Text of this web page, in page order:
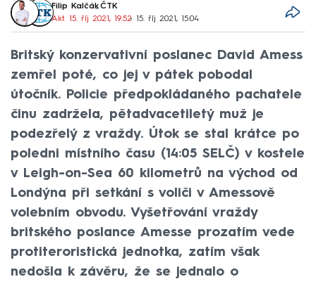
Filip Kalčák, ČTK
Akt. 15. říj 2021, 19:52• 15. říj 2021, 15:04
Britský konzervativní poslanec David Amess
zemřel poté, co jej v pátek pobodal
útočník. Policie předpokládaného pachatele
činu zadržela, pětadvacetiletý muž je
podezřelý z vraždy. Útok se stal krátce po
poledni místního času (14:05 SELČ) v kostele
v Leigh-on-Sea 60 kilometrů na východ od
Londýna při setkání s voliči v Amessově
volebním obvodu. Vyšetřování vraždy
britského poslance Amesse prozatím vede
protiteroristická jednotka, zatím však
nedošla k závěru, že se jednalo o